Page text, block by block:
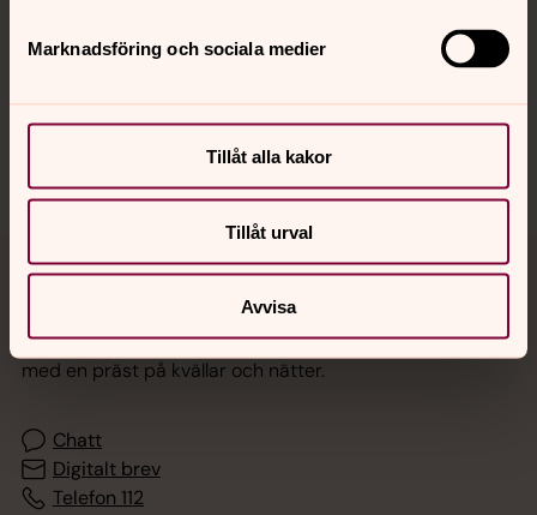
Marknadsföring och sociala medier
Tillåt alla kakor
Tillåt urval
Avvisa
Sociala kanaler
Akut samtals- och krisstöd. Prata eller chatta anonymt
med en präst på kvällar och nätter.
Chatt
Digitalt brev
Telefon 112